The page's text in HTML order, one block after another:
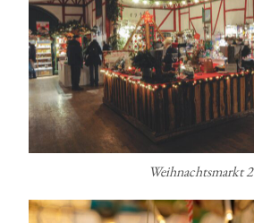
Weihnachtsmarkt 2